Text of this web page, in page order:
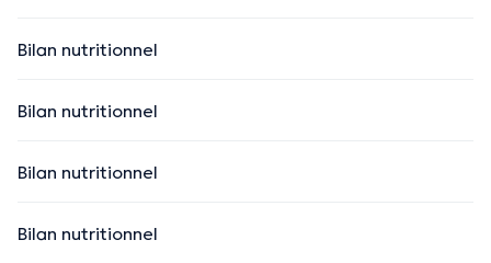
Bilan nutritionnel
Bilan nutritionnel
Bilan nutritionnel
Bilan nutritionnel